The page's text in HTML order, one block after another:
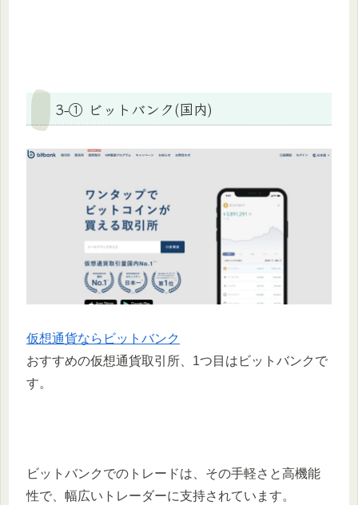
3-① ビットバンク(国内)
仮想通貨ならビットバンク
おすすめの仮想通貨取引所、1つ目はビットバンクで
す。
ビットバンクでのトレードは、その手軽さと高機能
性で、幅広いトレーダーに支持されています。